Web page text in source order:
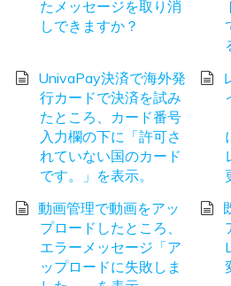
たメッセージを取り消
しできますか？
UnivaPay決済で海外発
行カードで決済を試み
たところ、カード番号
入力欄の下に「許可さ
れていない国のカード
です。」を表示。
動画管理で動画をアッ
プロードしたところ、
エラーメッセージ「ア
ップロードに失敗しま